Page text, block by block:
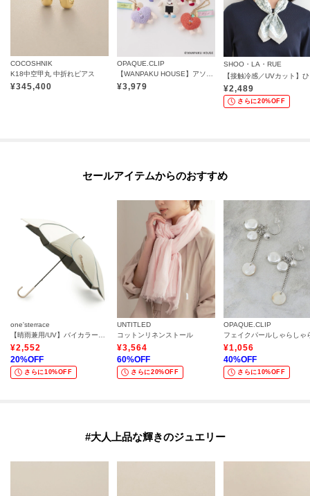
COCOSHNIK
K18中空甲丸 中折れピアス
¥345,400
OPAQUE.CLIP
¥3,979
SHOO・LA・RUE
¥2,489
さらに20%OFF
セールアイテムからのおすすめ
one'sterrace
【晴雨兼用/UV】バイカラーパイピング 長傘
¥2,552
20%OFF
さらに10%OFF
UNTITLED
コットンリネンストール
¥3,564
60%OFF
さらに20%OFF
OPAQUE.CLIP
¥1,056
40%OFF
さらに10%OFF
#大人上品な輝きのジュエリー